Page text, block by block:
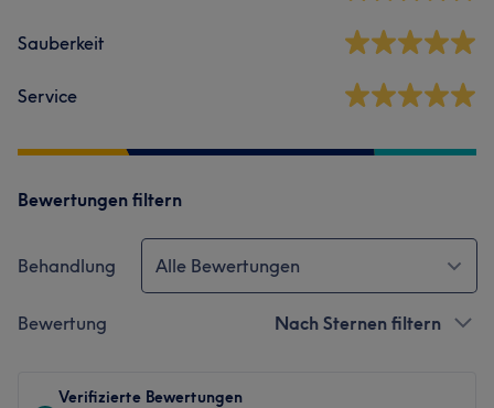
Sauberkeit
Service
Bewertungen filtern
Behandlung Alle Bewertungen
Bewertung Nach Sternen filtern
Verifizierte Bewertungen